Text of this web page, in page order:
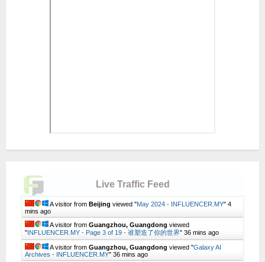
Live Traffic Feed
A visitor from Beijing viewed "May 2024 - INFLUENCER.MY" 4
mins ago
A visitor from Guangzhou, Guangdong viewed
"INFLUENCER.MY - Page 3 of 19 - 谁塑造了你的世界" 36 mins ago
A visitor from Guangzhou, Guangdong viewed "Galaxy AI
Archives - INFLUENCER.MY" 36 mins ago